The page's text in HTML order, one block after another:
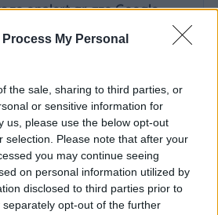
Process My Personal
the sale, sharing to third parties, or
or sensitive information for
us, please use the below opt-out
selection. Please note that after your
you may continue seeing
on personal information utilized by
disclosed to third parties prior to
opt-out of the further
το onalert.gr στοGoogle
πρώτοι όλες τις ειδήσεις